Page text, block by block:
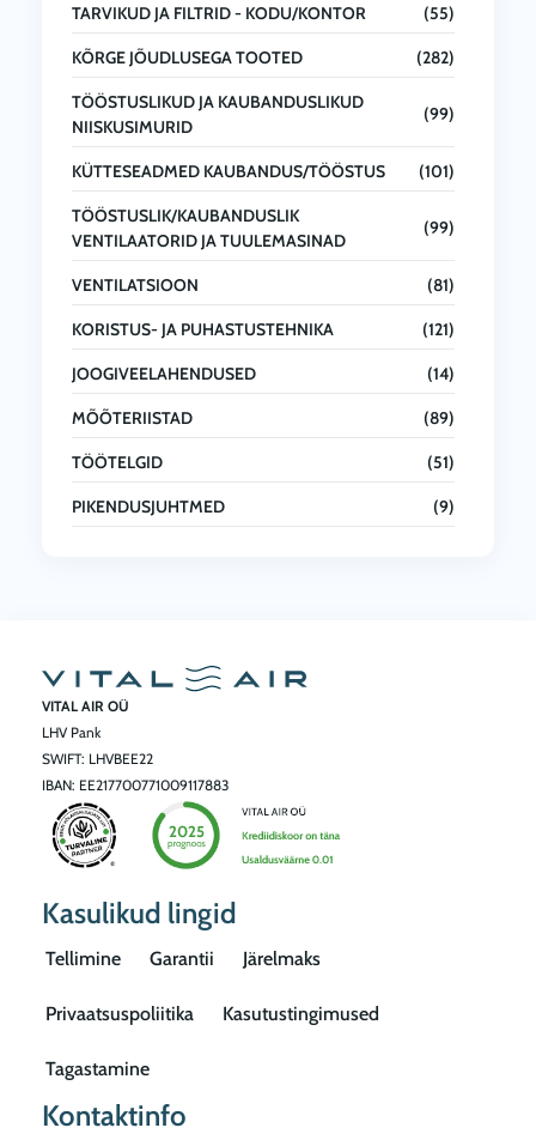
TARVIKUD JA FILTRID - KODU/KONTOR (55)
KÕRGE JÕUDLUSEGA TOOTED (282)
TÖÖSTUSLIKUD JA KAUBANDUSLIKUD
NIISKUSIMURID
(99)
KÜTTESEADMED KAUBANDUS/TÖÖSTUS (101)
TÖÖSTUSLIK/KAUBANDUSLIK
VENTILAATORID JA TUULEMASINAD
(99)
VENTILATSIOON (81)
KORISTUS- JA PUHASTUSTEHNIKA (121)
JOOGIVEELAHENDUSED (14)
MÕÕTERIISTAD (89)
TÖÖTELGID (51)
PIKENDUSJUHTMED (9)
VITAL AIR OÜ
LHV Pank
SWIFT: LHVBEE22
IBAN: EE217700771009117883
Kasulikud lingid
Tellimine Garantii Järelmaks
Privaatsuspoliitika Kasutustingimused
Tagastamine
Kontaktinfo